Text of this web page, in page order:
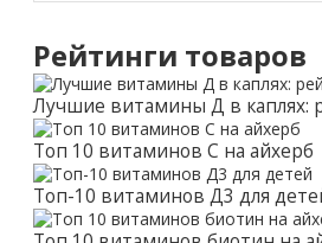
Рейтинги товаров
Лучшие витамины Д в каплях:
Топ 10 витаминов С на айхерб
Топ-10 витаминов Д3 для